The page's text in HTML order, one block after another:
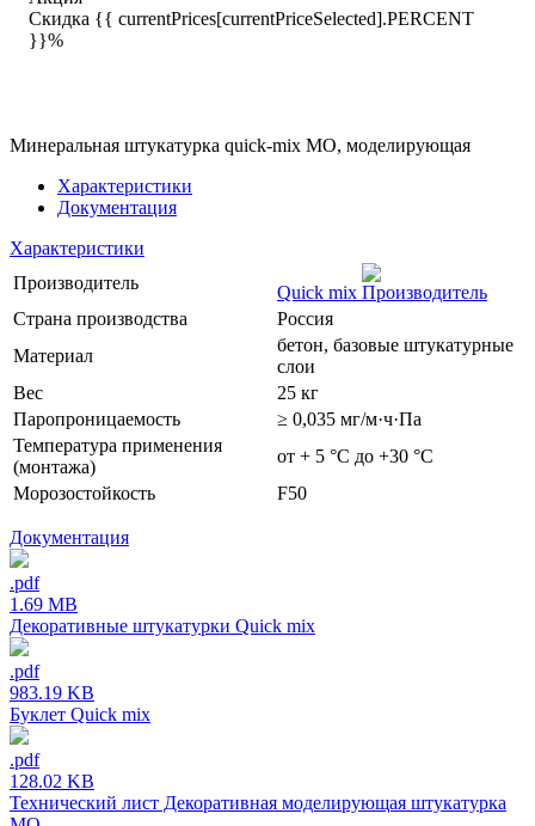
Скидка {{ currentPrices[currentPriceSelected].PERCENT
}}%
Минеральная штукатурка quick-mix MO, моделирующая
Характеристики
Документация
Характеристики
Производитель
Quick mix
Страна производства
Россия
Материал
бетон, базовые штукатурные
слои
Вес
25 кг
Паропроницаемость
≥ 0,035 мг/м·ч·Па
Температура применения
(монтажа)
от + 5 °С до +30 °С
Морозостойкость
F50
Документация
.pdf
1.69 MB
Декоративные штукатурки Quick mix
.pdf
983.19 KB
Буклет Quick mix
.pdf
128.02 KB
Технический лист Декоративная моделирующая штукатурка